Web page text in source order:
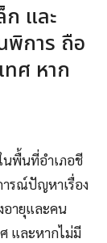
ก และ
พิการ ถือ
ทศ หาก
นพื้นที่อำเภอชี
ารณ์ปัญหาเรื่อง
อายุและคน
และหากไม่มี